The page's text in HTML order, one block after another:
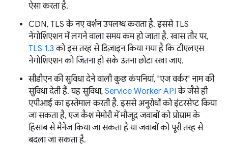
ऐसा करता है.
CDN, TLS के नए वर्शन उपलब्ध कराता है. इससे TLS
नेगोशिएशन में लगने वाला समय कम हो जाता है. खास तौर पर,
TLS 1.3 को इस तरह से डिज़ाइन किया गया है कि टीएलएस
नेगोशिएशन को जितना हो सके उतना छोटा रखा जाए.
सीडीएन की सुविधा देने वाली कुछ कंपनियां, "एज वर्कर" नाम की
सुविधा देती हैं. यह सुविधा, Service Worker API के जैसे ही
एपीआई का इस्तेमाल करती है. इससे अनुरोधों को इंटरसेप्ट किया
जा सकता है, एज कैश मेमोरी में मौजूद जवाबों को प्रोग्राम के
हिसाब से मैनेज किया जा सकता है या जवाबों को पूरी तरह से
बदला जा सकता है.